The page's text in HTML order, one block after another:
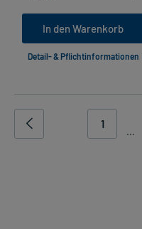
In den Warenkorb
Detail- & Pflichtinformationen
1
...